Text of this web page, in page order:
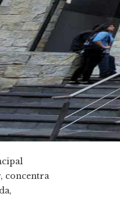
concentra